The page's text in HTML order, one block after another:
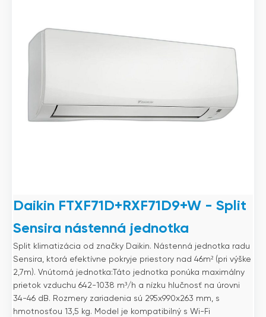
Daikin FTXF71D+RXF71D9+W - Split
Sensira nástenná jednotka
Split klimatizácia od značky Daikin. Nástenná jednotka radu
Sensira, ktorá efektívne pokryje priestory nad 46m² (pri výške
2,7m). Vnútorná jednotka:Táto jednotka ponúka maximálny
prietok vzduchu 642-1038 m³/h a nízku hlučnosť na úrovni
34-46 dB. Rozmery zariadenia sú 295x990x263 mm, s
hmotnosťou 13,5 kg. Model je kompatibilný s Wi-Fi